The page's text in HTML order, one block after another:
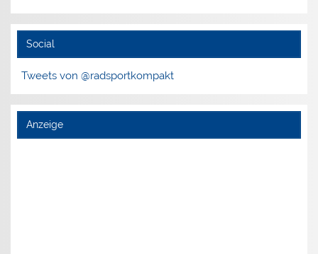
Social
Tweets von @radsportkompakt
Anzeige